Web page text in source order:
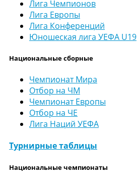
Лига Чемпионов
Лига Европы
Лига Конференций
Юношеская лига УЕФА U19
Национальные сборные
Чемпионат Мира
Отбор на ЧМ
Чемпионат Европы
Отбор на ЧЕ
Лига Наций УЕФА
Турнирные таблицы
Национальные чемпионаты